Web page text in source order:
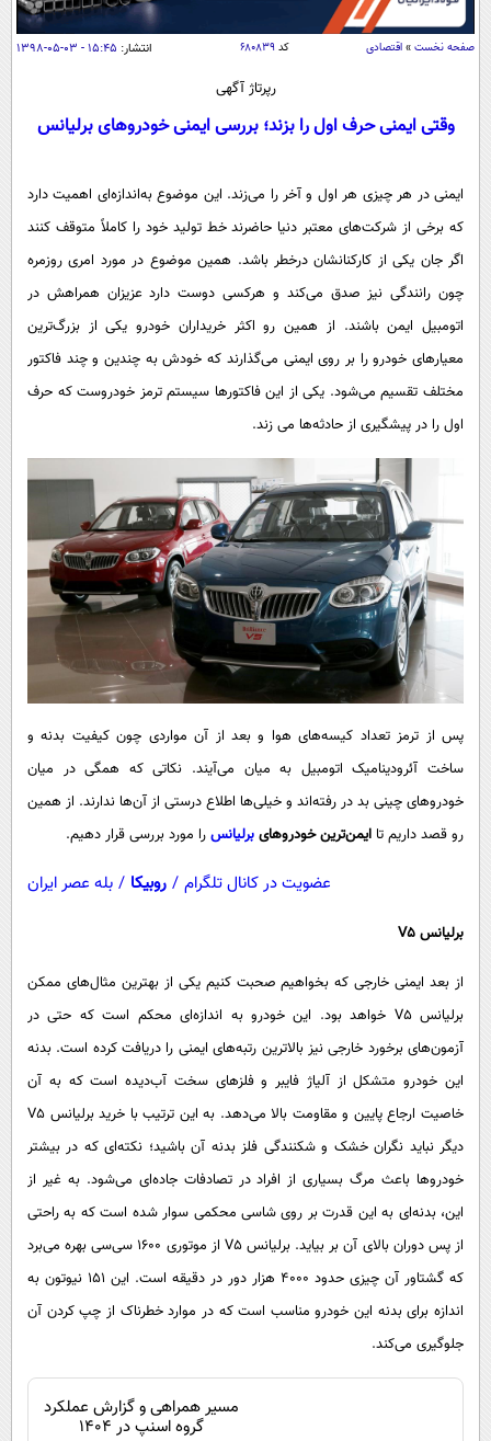
اقتصاد
اقتصادی
خودرو
جامعه
سلامت
یک برش دانایی
سفر و تفریح
ورزشی
سیاست خارجی
فرهنگ و هنر
علم و دانش
فناوری و It
اخبار کریپتو
قرآن
گوناگون
باشگاه مغز
مجله تصویری سلاح
سیاست
سرگرمی
فناوری
گوناگون
حوادث
محیط زیست
سلامت
فرهنگی
اجتماعی
عصر ایران 2
خواندنی ها و دیدنی ها
داستان کوتاه
پیامک
روانشناسی
آشپزی
دانلود
آموزش زبان
صفحه نخست » اقتصادی کد ۶۸۰۸۳۹ انتشار: ۱۵:۴۵ - ۰۳-۰۵-۱۳۹۸
رپرتاژ آگهی
وقتی ایمنی حرف اول را بزند؛ بررسی ایمنی خودروهای برلیانس
ایمنی در هر چیزی هر اول و آخر را می‌زند. این موضوع به‌اندازه‌ای اهمیت دارد
که برخی از شرکت‌های معتبر دنیا حاضرند خط تولید خود را کاملاً متوقف کنند
اگر جان یکی از کارکنانشان درخطر باشد. همین موضوع در مورد امری روزمره
چون رانندگی نیز صدق می‌کند و هرکسی دوست دارد عزیزان همراهش در
اتومبیل ایمن باشند. از همین رو اکثر خریداران خودرو یکی از بزرگ‌ترین
معیارهای خودرو را بر روی ایمنی می‌گذارند که خودش به چندین و چند فاکتور
مختلف تقسیم می‌شود. یکی از این فاکتورها سیستم ترمز خودروست که حرف
اول را در پیشگیری از حادثه‌ها می زند.
پس از ترمز تعداد کیسه‌های هوا و بعد از آن مواردی چون کیفیت بدنه و
ساخت آئرودینامیک اتومبیل به میان می‌آیند. نکاتی که همگی در میان
خودروهای چینی بد در رفته‌اند و خیلی‌ها اطلاع درستی از آن‌ها ندارند. از همین
رو قصد داریم تا ایمن‌ترین خودروهایبرلیانسرا مورد بررسی قرار دهیم.
عضویت در کانال تلگرام / روبیکا / بله عصر ایران
برلیانس V5
از بعد ایمنی خارجی که بخواهیم صحبت کنیم یکی از بهترین مثال‌های ممکن
برلیانس V5 خواهد بود. این خودرو به اندازه‌ای محکم است که حتی در
آزمون‌های برخورد خارجی نیز بالاترین رتبه‌های ایمنی را دریافت کرده است. بدنه
این خودرو متشکل از آلیاژ فایبر و فلزهای سخت آب‌دیده است که به آن
خاصیت ارجاع پایین و مقاومت بالا می‌دهد. به این ترتیب با خرید برلیانس V5
دیگر نباید نگران خشک و شکنندگی فلز بدنه آن باشید؛ نکته‌ای که در بیشتر
خودروها باعث مرگ بسیاری از افراد در تصادفات جاده‌ای می‌شود. به غیر از
این، بدنه‌ای به این قدرت بر روی شاسی محکمی سوار شده است که به راحتی
از پس دوران بالای آن بر بیاید. برلیانس V5 از موتوری 1600 سی‌سی بهره می‌برد
که گشتاور آن چیزی حدود 4000 هزار دور در دقیقه است. این 151 نیوتون به
اندازه برای بدنه این خودرو مناسب است که در موارد خطرناک از چپ کردن آن
جلوگیری می‌کند.
مسیر همراهی و گزارش عملکرد
گروه اسنپ در ۱۴۰۴